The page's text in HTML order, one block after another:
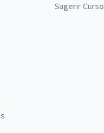
Sugerir Curso